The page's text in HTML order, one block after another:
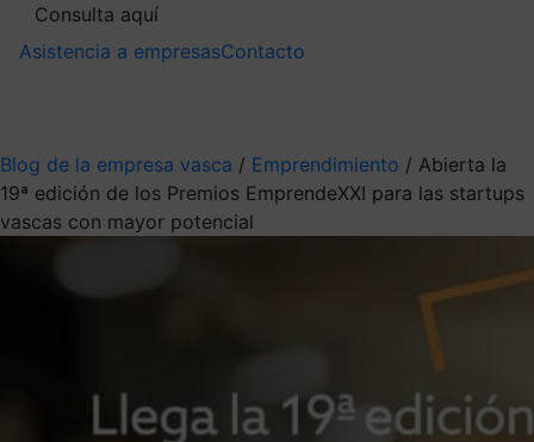
Consulta aquí
Asistencia a empresasContacto
Blog de la empresa vasca / Emprendimiento / Abierta la
19ª edición de los Premios EmprendeXXI para las startups
vascas con mayor potencial